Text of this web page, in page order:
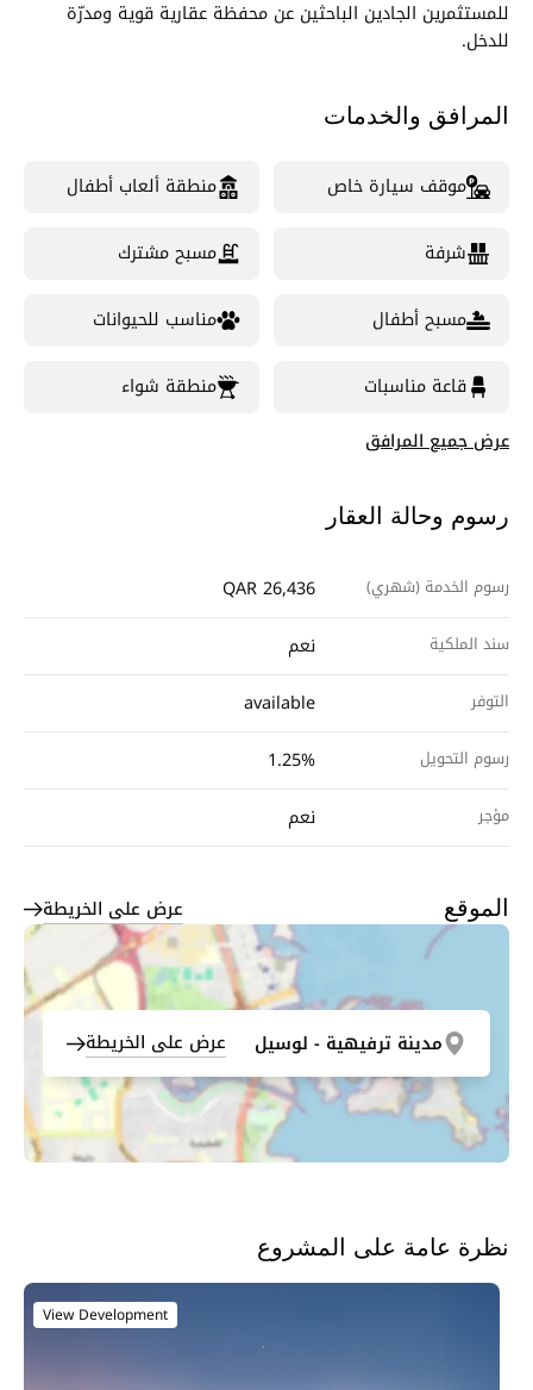
للمستثمرين الجادين الباحثين عن محفظة عقارية قوية ومدرّة
للدخل.
المرافق والخدمات
موقف سيارة خاص منطقة ألعاب أطفال
شرفة مسبح مشترك
مسبح أطفال مناسب للحيوانات
قاعة مناسبات
منطقة شواء
عرض جميع المرافق
رسوم وحالة العقار
رسوم الخدمة (شهري) QAR 26,436
سند الملكية نعم
التوفر available
رسوم التحويل 1.25%
مؤجر نعم
الموقع عرض على الخريطة
مدينة ترفيهية - لوسيل عرض على الخريطة
نظرة عامة على المشروع
View Development